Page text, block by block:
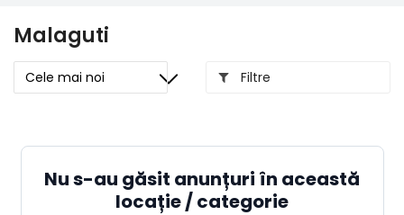
Malaguti
Filtre
Nu s-au găsit anunțuri în această
locație / categorie